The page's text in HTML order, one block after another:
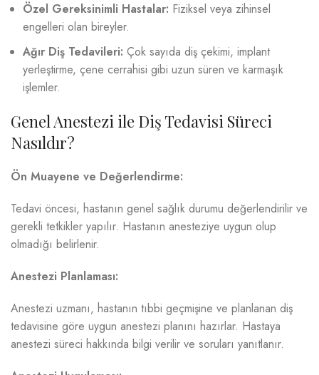
Özel Gereksinimli Hastalar: Fiziksel veya zihinsel
engelleri olan bireyler.
Ağır Diş Tedavileri: Çok sayıda diş çekimi, implant
yerleştirme, çene cerrahisi gibi uzun süren ve karmaşık
işlemler.
Genel Anestezi ile Diş Tedavisi Süreci
Nasıldır?
Ön Muayene ve Değerlendirme:
Tedavi öncesi, hastanın genel sağlık durumu değerlendirilir ve
gerekli tetkikler yapılır. Hastanın anesteziye uygun olup
olmadığı belirlenir.
Anestezi Planlaması:
Anestezi uzmanı, hastanın tıbbi geçmişine ve planlanan diş
tedavisine göre uygun anestezi planını hazırlar. Hastaya
anestezi süreci hakkında bilgi verilir ve soruları yanıtlanır.